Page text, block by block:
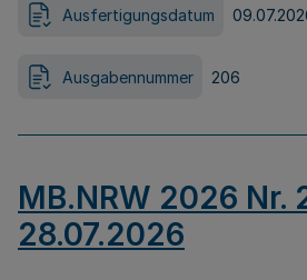
Ausfertigungsdatum
Ausgabennummer 206
MB.NRW 2026 Nr.
28.07.2026